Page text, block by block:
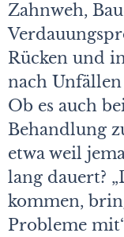
Zahnweh,
Rücken und
nach
Ob es auch
Behandlung
etwa weil
lang dauert?
kommen,
Probleme